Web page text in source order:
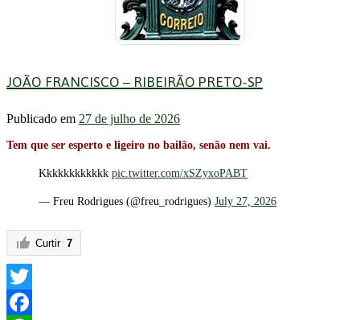
JOÃO FRANCISCO – RIBEIRÃO PRETO-SP
Publicado em 27 de julho de 2026
Tem que ser esperto e ligeiro no bailão, senão nem vai.
Kkkkkkkkkkkk pic.twitter.com/xSZyxoPABT
— Freu Rodrigues (@freu_rodrigues) July 27, 2026
Curtir 7
Twitter